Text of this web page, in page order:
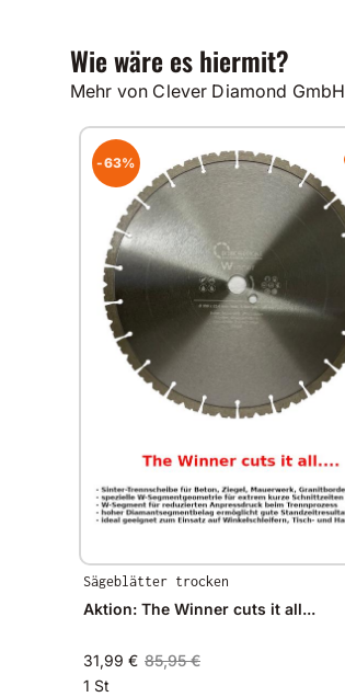
Wie wäre es hiermit?
Mehr von Clever Diamond GmbH
-63%
Sägeblätter trocken
Aktion: The Winner cuts it all...
31,99 € 85,95 €
1 St